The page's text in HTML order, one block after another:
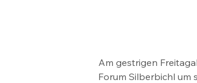
Am gestrigen
Forum Silberbichl um